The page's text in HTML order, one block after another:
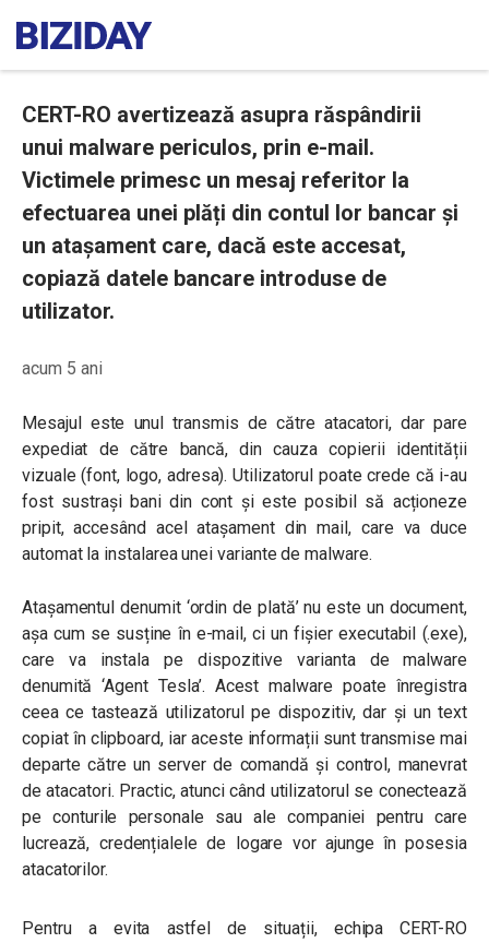
CERT-RO avertizează asupra răspândirii
unui malware periculos, prin e-mail.
Victimele primesc un mesaj referitor la
efectuarea unei plăți din contul lor bancar și
un atașament care, dacă este accesat,
copiază datele bancare introduse de
utilizator.
acum 5 ani
Mesajul este unul transmis de către atacatori, dar pare
expediat de către bancă, din cauza copierii identității
vizuale (font, logo, adresa). Utilizatorul poate crede că i-au
fost sustrași bani din cont și este posibil să acționeze
pripit, accesând acel atașament din mail, care va duce
automat la instalarea unei variante de malware.
Atașamentul denumit ‘ordin de plată’ nu este un document,
așa cum se susține în e-mail, ci un fișier executabil (.exe),
care va instala pe dispozitive varianta de malware
denumită ‘Agent Tesla’. Acest malware poate înregistra
ceea ce tastează utilizatorul pe dispozitiv, dar și un text
copiat în clipboard, iar aceste informații sunt transmise mai
departe către un server de comandă și control, manevrat
de atacatori. Practic, atunci când utilizatorul se conectează
pe conturile personale sau ale companiei pentru care
lucrează, credențialele de logare vor ajunge în posesia
atacatorilor.
Pentru a evita astfel de situații, echipa CERT-RO